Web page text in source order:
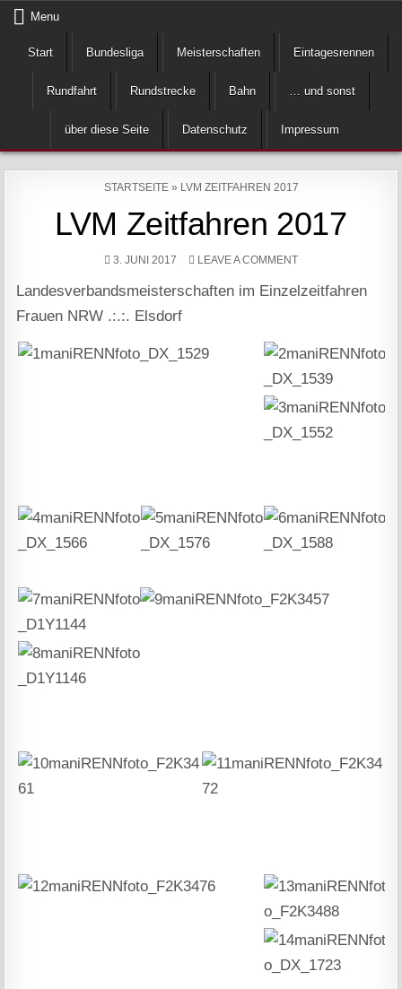
Skip
content
Menu
Start Bundesliga Meisterschaften Eintagesrennen
Rundfahrt Rundstrecke Bahn … und sonst
über diese Seite Datenschutz Impressum
STARTSEITE» LVM ZEITFAHREN 2017
LVM Zeitfahren 2017
3. JUNI 2017 LEAVE A COMMENTON
2017
Landesverbandsmeisterschaften im Einzelzeitfahren
Frauen NRW .:.:. Elsdorf